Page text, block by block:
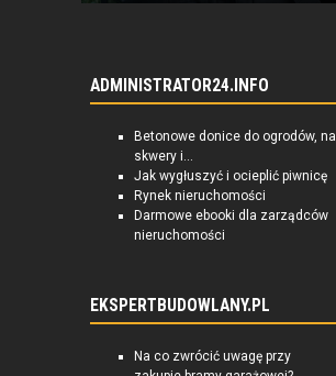
ADMINISTRATOR24.INFO
Betonowe donice do ogrodów, na
skwery i...
Jak wygłuszyć i ocieplić piwnicę
Rynek nieruchomości
Darmowe ebooki dla zarządców
nieruchomości
EKSPERTBUDOWLANY.PL
Na co zwrócić uwagę przy